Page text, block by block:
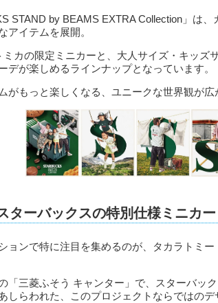
STAND by BEAMS EXTRA Collection」は
アイテムを展開。
カの限定ミニカーと、大人サイズ・キッズ
デが楽しめるラインナップとなっています。
がもっと楽しくなる、ユニークな世界観が広
ターバックスの特別仕様ミニカー
ョンで特に注目を集めるのが、タカラトミ
「三菱ふそう キャンター」で、スターバッ
しらわれた、このプロジェクトならではのデ